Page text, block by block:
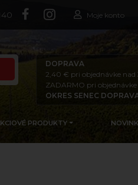
Moje konto
DOPRAVA
2,40 € pri objednávke
ZADARMO pri
OKRES SENEC
PRODUKTY